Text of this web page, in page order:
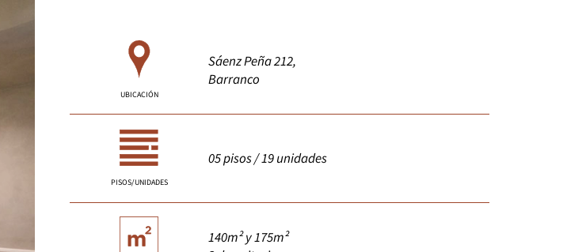
UBICACIÓN
Sáenz Peña 212,
Barranco
PISOS/UNIDADES
05 pisos / 19 unidades
140m² y 175m²